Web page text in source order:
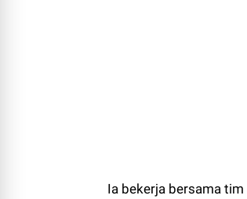
Ia bekerja bersama tim